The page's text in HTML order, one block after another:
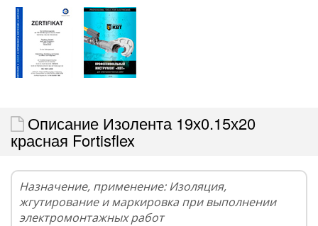
Описание Изолента 19х0.15х20
красная Fortisflex
Назначение, применение: Изоляция,
жгутирование и маркировка при выполнении
электромонтажных работ